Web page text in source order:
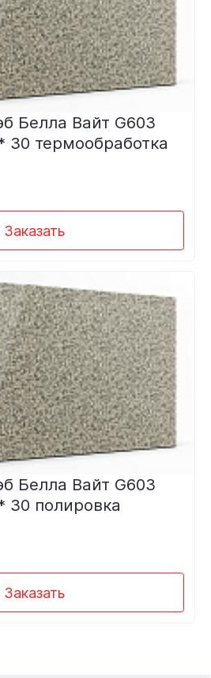
Белла Вайт G603
30 термообработка
Заказать
Белла Вайт G603
30 полировка
Заказать